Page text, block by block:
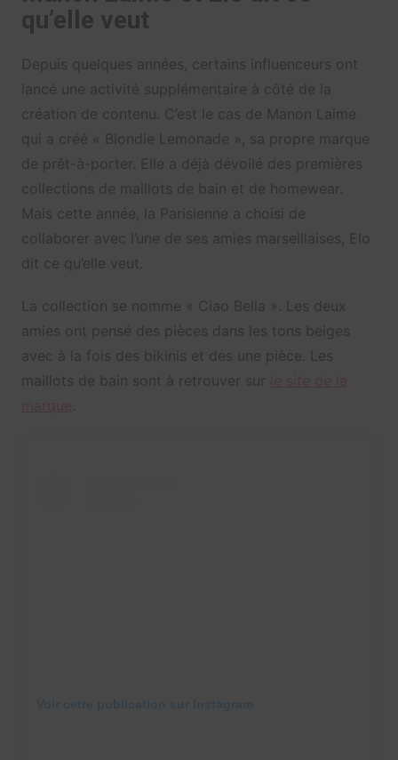
qu’elle veut
Depuis quelques années, certains influenceurs ont
lancé une activité supplémentaire à côté de la
création de contenu. C’est le cas de Manon Laime
qui a créé « Blondie Lemonade », sa propre marque
de prêt-à-porter. Elle a déjà dévoilé des premières
collections de maillots de bain et de homewear.
Mais cette année, la Parisienne a choisi de
collaborer avec l’une de ses amies marseillaises, Elo
dit ce qu’elle veut.
La collection se nomme « Ciao Bella ». Les deux
amies ont pensé des pièces dans les tons beiges
avec à la fois des bikinis et des une pièce. Les
maillots de bain sont à retrouver sur